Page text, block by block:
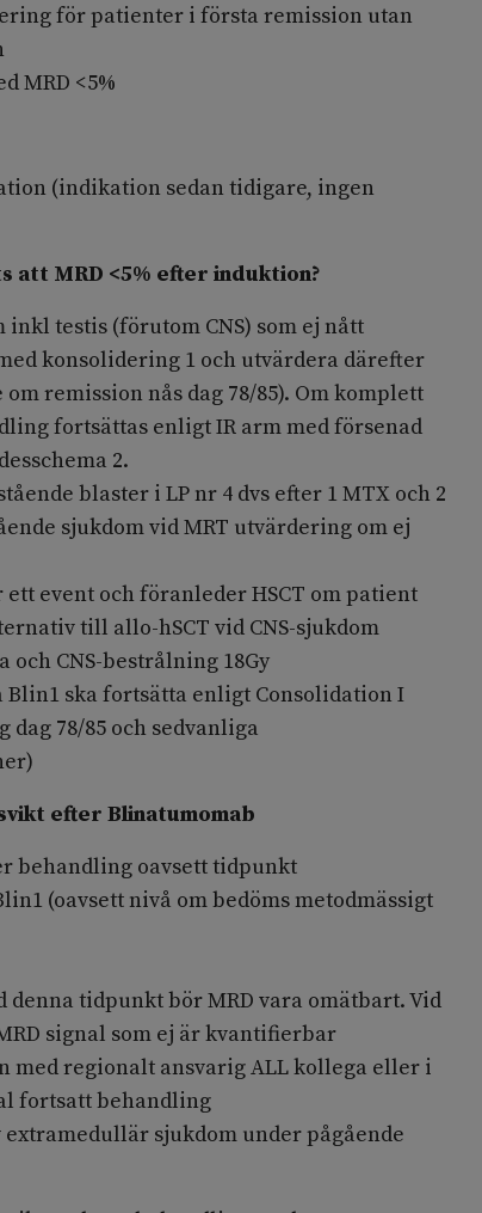
för patienter i första remission utan
MRD <5%
(indikation sedan tidigare, ingen
att MRD <5% efter induktion?
testis (förutom CNS) som ej nått
konsolidering 1 och utvärdera därefter
remission nås dag 78/85). Om komplett
fortsättas enligt IR arm med försenad
2.
blaster i LP nr 4 dvs efter 1 MTX och 2
sjukdom vid MRT utvärdering om ej
ett event och föranleder HSCT om patient
till allo-hSCT vid CNS-sjukdom
och CNS-bestrålning 18Gy
Blin1 ska fortsätta enligt Consolidation I
78/85 och sedvanliga
efter Blinatumomab
behandling oavsett tidpunkt
(oavsett nivå om bedöms metodmässigt
denna tidpunkt bör MRD vara omätbart. Vid
signal som ej är kvantifierbar
med regionalt ansvarig ALL kollega eller i
fortsatt behandling
sjukdom under pågående